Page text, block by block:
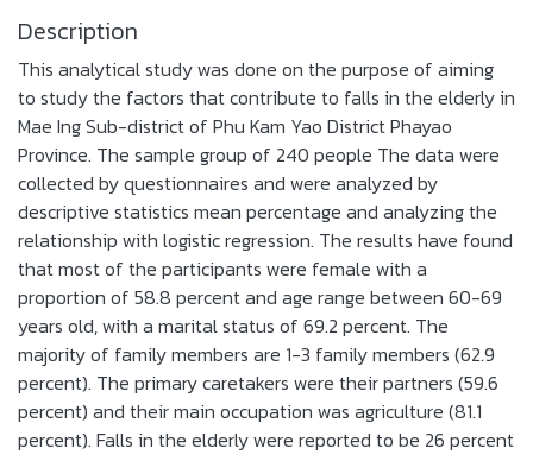
Description
This analytical study was done on the purpose of aiming
to study the factors that contribute to falls in the elderly in
Mae Ing Sub-district of Phu Kam Yao District Phayao
Province. The sample group of 240 people The data were
collected by questionnaires and were analyzed by
descriptive statistics mean percentage and analyzing the
relationship with logistic regression. The results have found
that most of the participants were female with a
proportion of 58.8 percent and age range between 60-69
years old, with a marital status of 69.2 percent. The
majority of family members are 1-3 family members (62.9
percent). The primary caretakers were their partners (59.6
percent) and their main occupation was agriculture (81.1
percent). Falls in the elderly were reported to be 26 percent